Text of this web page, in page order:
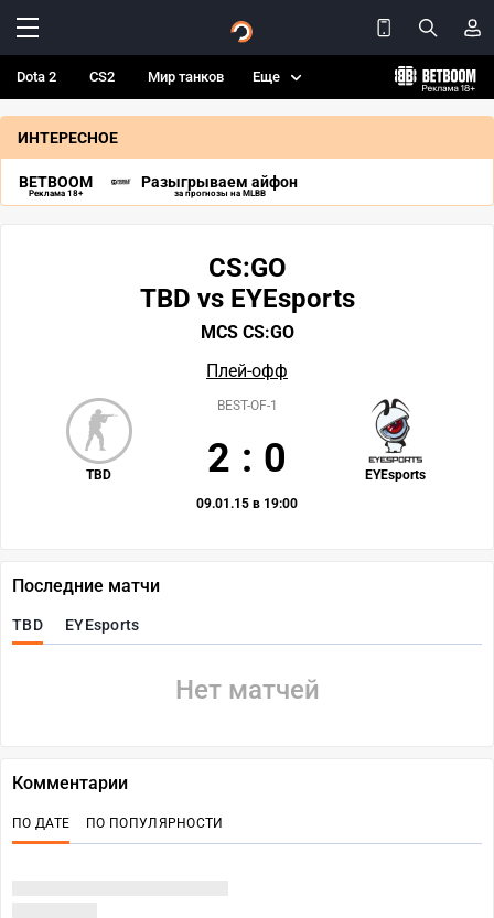
Dota 2 CS2 Мир танков Еще
ИНТЕРЕСНОЕ
BETBOOM
Реклама 18+
Разыгрываем айфон
за прогнозы на MLBB
CS:GO
TBD vs EYEsports
MCS CS:GO
Плей-офф
TBD EYEsports
BEST-OF-1
2 : 0
09.01.15 в 19:00
Последние матчи
TBD EYEsports
Нет матчей
Комментарии
ПО ДАТЕ ПО ПОПУЛЯРНОСТИ